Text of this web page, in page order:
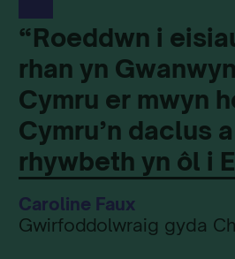
“Roeddwn i
rhan yn
Cymru er mwyn
Cymru’n daclus
rhywbeth yn ôl i
Caroline Faux
Gwirfoddolwraig gyda